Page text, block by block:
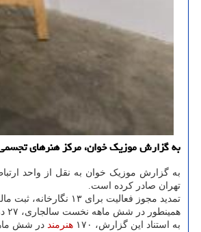
به گزارش موزیک خوان، مرکز هنرهای تجسمی وزارت
تهران صادر کرده است.
تمدید مجوز فعالیت برای ۱۳ نگارخانه، ثبت مالکیت معنوی برای ۱۴ اثر هنری و صدور جواز تأسیس برای ۱۱ دفتر گرافیک، از دیگر اقدامات مرکز در فصل های بهار و تابستان است.
همینطور در شش ماهه نخست سالجاری، ۲۷ درخواست جهت صدور گواهی هنری از جانب
به استناد این گزارش، ۱۷۰
هنرمند در شش